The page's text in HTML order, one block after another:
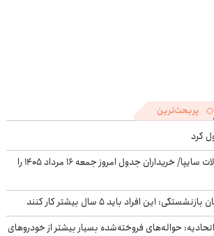
پربحث‌ترین
کرد
تغییرات شدید محصولات سایپا/ خریداران جدول امروز جمعه ۱۶ مرداد ۱۴۰۵ را
این افراد باید ۵ سال بیشتر کار کنند
حواله‌های فروخته‌شده بسیار بیشتر از خودروهای